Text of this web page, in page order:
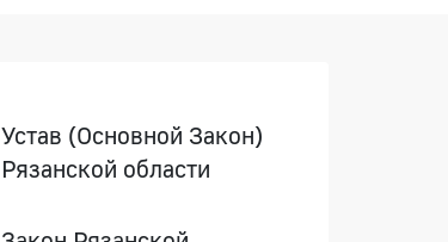
Устав (Основной Закон)
Рязанской области